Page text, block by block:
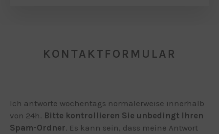
KONTAKTFORMULAR
Ich antworte wochentags normalerweise innerhalb
von 24h. Bitte kontrollieren Sie unbedingt Ihren
Spam-Ordner. Es kann sein, dass meine Antwort